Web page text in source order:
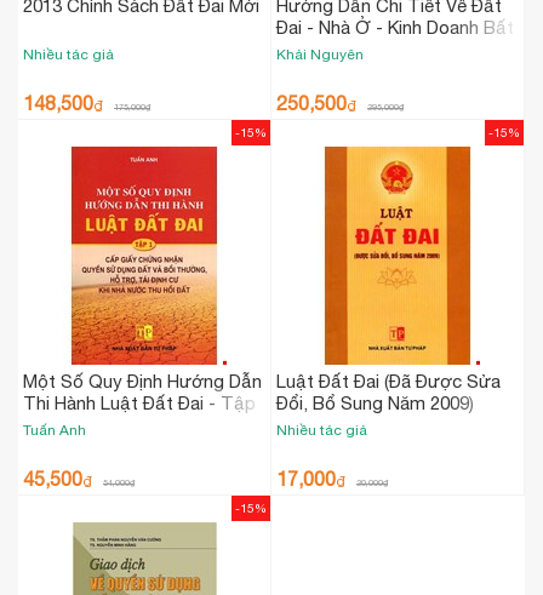
2013 Chính Sách Đất Đai Mới
Nhiều tác giả
148,500₫ 175,000₫
Hướng Dẫn Chi Tiết Về Đất
Đai - Nhà Ở - Kinh Doanh Bất
Động Sản Và Xử Lý Vi Phạm
Đất Đai
Khải Nguyên
250,500₫ 295,000₫
Một Số Quy Định Hướng Dẫn
Thi Hành Luật Đất Đai - Tập
1: Cấp Giấy Chứng Nhận
Thường, Hỗ Trợ, Tái Định Cư
Khi Nhà Nước Thu Hồi Đất
Tuấn Anh
45,500₫ 54,000₫
-15%
Luật Đất Đai (Đã Được Sửa
Đổi, Bổ Sung Năm 2009)
Nhiều tác giả
17,000₫ 20,000₫
-15%
-15%